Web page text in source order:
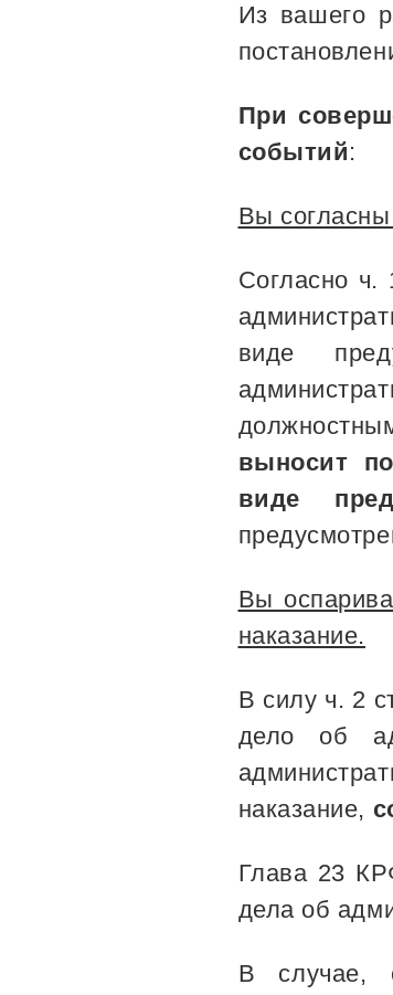
Из вашего
При
событий:
Вы
Согласно
виде
выносит
виде
Вы
наказание.
В силу ч. 2
дело об
наказание,
Глава 23
дела об
В случае,